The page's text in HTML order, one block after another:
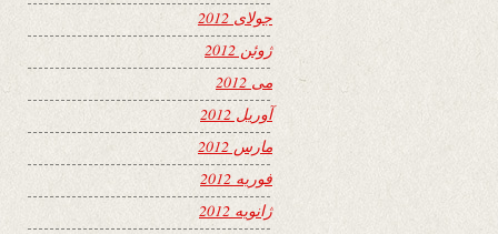
جولای 2012
ژوئن 2012
می 2012
آوریل 2012
مارس 2012
فوریه 2012
ژانویه 2012